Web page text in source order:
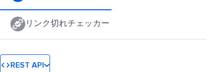
リンク切れチェッカー
REST API